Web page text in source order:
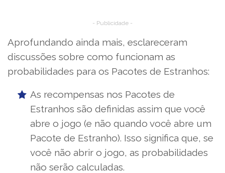
- Publicidade -
Aprofundando ainda mais, esclareceram
discussões sobre como funcionam as
probabilidades para os Pacotes de Estranhos:
As recompensas nos Pacotes de
Estranhos são definidas assim que você
abre o jogo (e não quando você abre um
Pacote de Estranho). Isso significa que, se
você não abrir o jogo, as probabilidades
não serão calculadas.